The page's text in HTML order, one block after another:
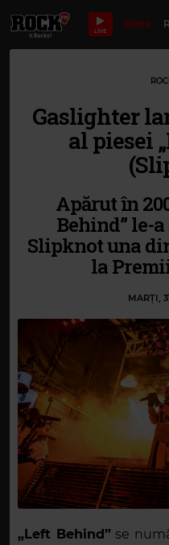
LIVE
Bilete
Gaslighter
al piesei
Apărut în
Behind” le-
Slipknot una
la
MARȚI,
„Left Behind”se